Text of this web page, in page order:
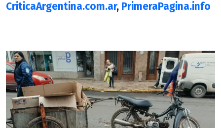
CriticaArgentina.com.ar, PrimeraPagina.info